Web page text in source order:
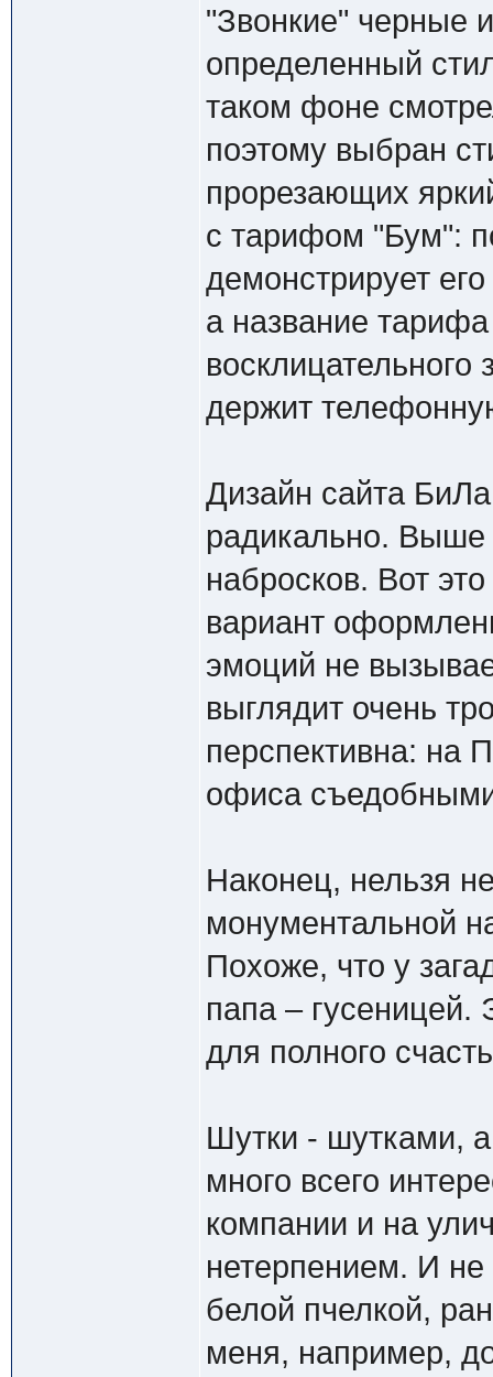
"Звонкие" черные
определенный
таком фоне
поэтому выбран
прорезающих
с тарифом "Бум":
демонстрирует
а название
восклицательного
держит
Дизайн сайта
радикально. Выше
набросков. Вот
вариант
эмоций не
выглядит очень
перспективна: на
офиса
Наконец, нельзя
монументальной
Похоже, что у
папа –
для полного
Шутки - шутками,
много всего
компании и на
нетерпением. И
белой пчелкой,
меня, например,